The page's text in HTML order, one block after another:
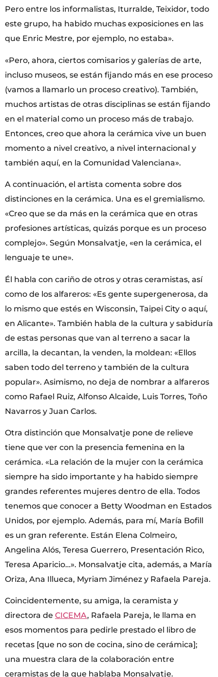
Pero entre los informalistas, Iturralde, Teixidor, todo
este grupo, ha habido muchas exposiciones en las
que Enric Mestre, por ejemplo, no estaba».
«Pero, ahora, ciertos comisarios y galerías de arte,
incluso museos, se están fijando más en ese proceso
(vamos a llamarlo un proceso creativo). También,
muchos artistas de otras disciplinas se están fijando
en el material como un proceso más de trabajo.
Entonces, creo que ahora la cerámica vive un buen
momento a nivel creativo, a nivel internacional y
también aquí, en la Comunidad Valenciana».
A continuación, el artista comenta sobre dos
distinciones en la cerámica. Una es el gremialismo.
«Creo que se da más en la cerámica que en otras
profesiones artísticas, quizás porque es un proceso
complejo». Según Monsalvatje, «en la cerámica, el
lenguaje te une».
Él habla con cariño de otros y otras ceramistas, así
como de los alfareros: «Es gente supergenerosa, da
lo mismo que estés en Wisconsin, Taipei City o aquí,
en Alicante». También habla de la cultura y sabiduría
de estas personas que van al terreno a sacar la
arcilla, la decantan, la venden, la moldean: «Ellos
saben todo del terreno y también de la cultura
popular». Asimismo, no deja de nombrar a alfareros
como Rafael Ruiz, Alfonso Alcaide, Luis Torres, Toño
Navarros y Juan Carlos.
Otra distinción que Monsalvatje pone de relieve
tiene que ver con la presencia femenina en la
cerámica. «La relación de la mujer con la cerámica
siempre ha sido importante y ha habido siempre
grandes referentes mujeres dentro de ella. Todos
tenemos que conocer a Betty Woodman en Estados
Unidos, por ejemplo. Además, para mí, María Bofill
es un gran referente. Están Elena Colmeiro,
Angelina Alós, Teresa Guerrero, Presentación Rico,
Teresa Aparicio…». Monsalvatje cita, además, a María
Oriza, Ana Illueca, Myriam Jiménez y Rafaela Pareja.
Coincidentemente, su amiga, la ceramista y
directora de CICEMA, Rafaela Pareja, le llama en
esos momentos para pedirle prestado el libro de
recetas [que no son de cocina, sino de cerámica];
una muestra clara de la colaboración entre
ceramistas de la que hablaba Monsalvatje.